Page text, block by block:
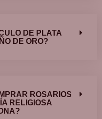
DE PLATA
DE ORO?
ROSARIOS
RELIGIOSA